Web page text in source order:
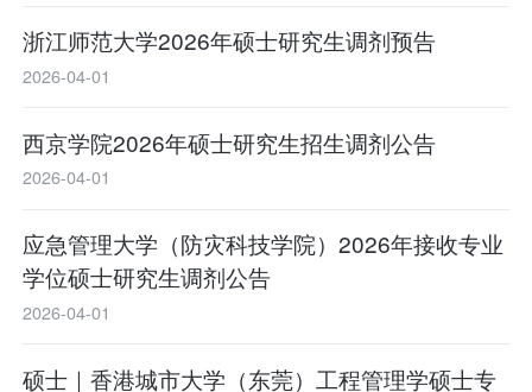
浙江师范大学2026年硕士研究生调剂预告
2026-04-01
西京学院2026年硕士研究生招生调剂公告
2026-04-01
应急管理大学（防灾科技学院）2026年接收专业
学位硕士研究生调剂公告
2026-04-01
硕士｜香港城市大学（东莞）工程管理学硕士专